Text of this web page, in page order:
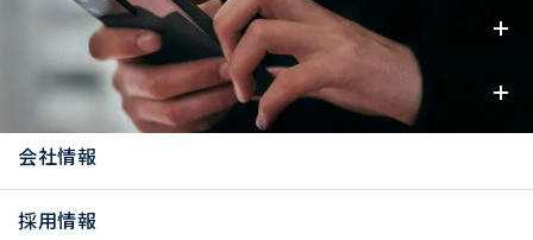
事業内容
お知らせ
会社情報
採用情報